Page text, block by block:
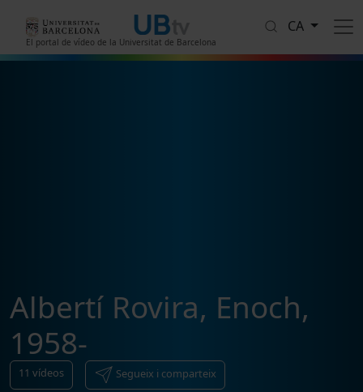
El portal de vídeo de la Universitat de Barcelona
CA
Albertí Rovira, Enoch,
1958-
11 vídeos Segueix i comparteix